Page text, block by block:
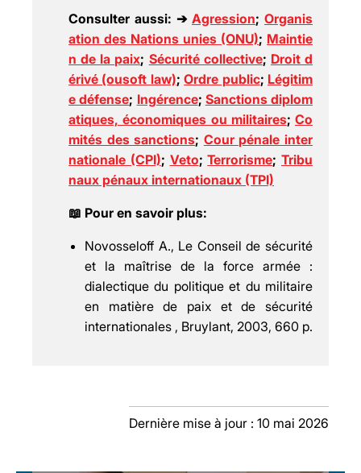
Consulter aussi: ➔ Agression; Organis
ation des Nations unies (ONU); Maintie
n de la paix; Sécurité collective; Droit d
érivé (ousoft law);Ordre public; Légitim
e défense; Ingérence; Sanctions diplom
atiques, économiques ou militaires; Co
mités des sanctions; Cour pénale inter
nationale (CPI); Veto;Terrorisme; Tribu
naux pénaux internationaux (TPI)
📖 Pour en savoir plus:
Novosseloff A., Le Conseil de sécurité
et la maîtrise de la force armée :
dialectique du politique et du militaire
en matière de paix et de sécurité
internationales , Bruylant, 2003, 660 p.
Dernière mise à jour : 10 mai 2026